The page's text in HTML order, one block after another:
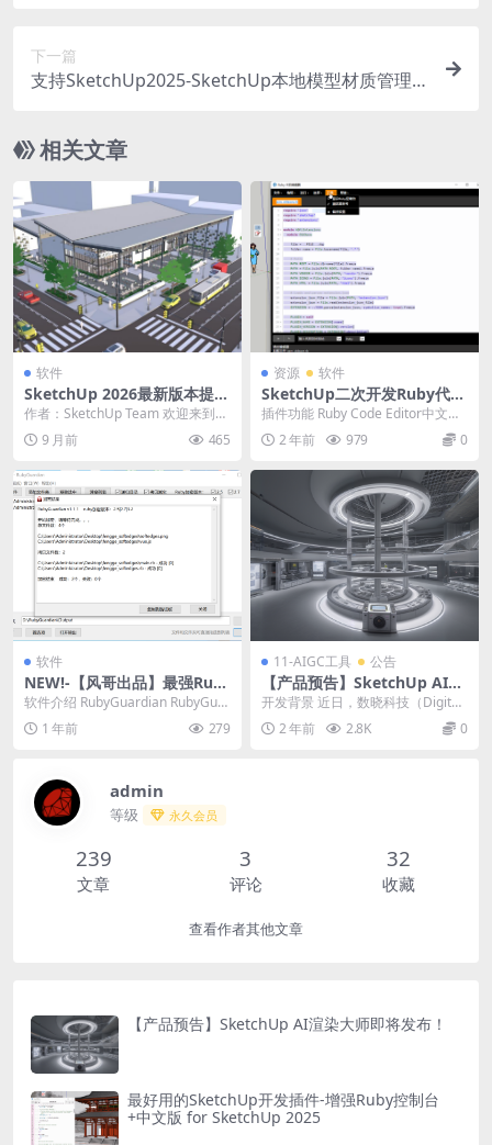
下一篇
支持SketchUp2025-SketchUp本地模型材质管理
相关文章
软件
SketchUp 2026最新版本提前
发布！更强可视化、直接添加
场地3D建筑、全新实时协同查
看！
作者：SketchUp Team 欢迎来到Sk
etchUp最新版本！ 没错，新版...
9 月前 465
资源 软件
SketchUp二次开发Ruby代码
编辑器中文版 for SketchUp2
025
插件功能 Ruby Code Editor中文简
称Ruby代码编辑器，顾名思义就...
2 年前 979 0
软件
NEW!-【风哥出品】最强Rub
y代码保护神器RubyGuardia
n1.1.1发布
软件介绍 RubyGuardian RubyGuar
dian 是一款 Ruby ...
1 年前 279
11-AIGC工具 公告
【产品预告】SketchUp AI渲
染大师即将发布！
开发背景 近日，数晓科技（Digital
Dawn Inc.）宣布成立人工智能实
验...2 年前 2.8K 0
admin
等级 永久会员
239
文章
3
评论
32
收藏
查看作者其他文章
【产品预告】SketchUp AI渲染大师即将发布！
最好用的SketchUp开发插件-增强Ruby控制台
+中文版 for SketchUp 2025